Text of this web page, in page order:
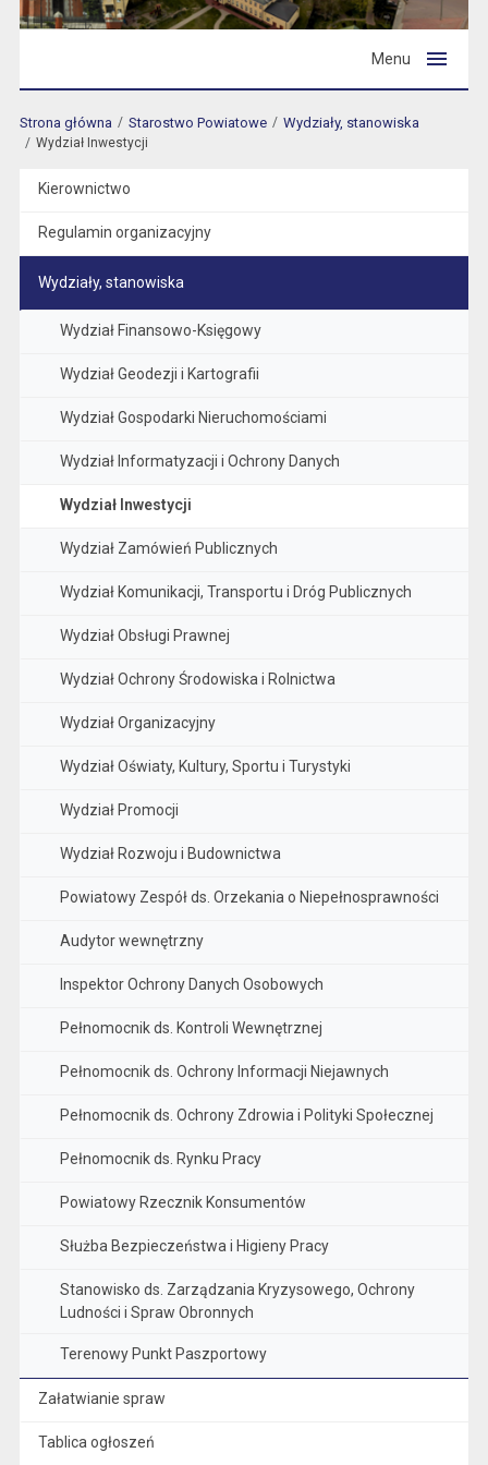
Menu
Strona główna Starostwo Powiatowe Wydziały, stanowiska
Wydział Inwestycji
Kierownictwo
Regulamin organizacyjny
Wydziały, stanowiska
Wydział Finansowo-Księgowy
Wydział Geodezji i Kartografii
Wydział Gospodarki Nieruchomościami
Wydział Informatyzacji i Ochrony Danych
Wydział Inwestycji
Wydział Zamówień Publicznych
Wydział Komunikacji, Transportu i Dróg Publicznych
Wydział Obsługi Prawnej
Wydział Ochrony Środowiska i Rolnictwa
Wydział Organizacyjny
Wydział Oświaty, Kultury, Sportu i Turystyki
Wydział Promocji
Wydział Rozwoju i Budownictwa
Powiatowy Zespół ds. Orzekania o Niepełnosprawności
Audytor wewnętrzny
Inspektor Ochrony Danych Osobowych
Pełnomocnik ds. Kontroli Wewnętrznej
Pełnomocnik ds. Ochrony Informacji Niejawnych
Pełnomocnik ds. Ochrony Zdrowia i Polityki Społecznej
Pełnomocnik ds. Rynku Pracy
Powiatowy Rzecznik Konsumentów
Służba Bezpieczeństwa i Higieny Pracy
Stanowisko ds. Zarządzania Kryzysowego, Ochrony
Ludności i Spraw Obronnych
Terenowy Punkt Paszportowy
Załatwianie spraw
Tablica ogłoszeń